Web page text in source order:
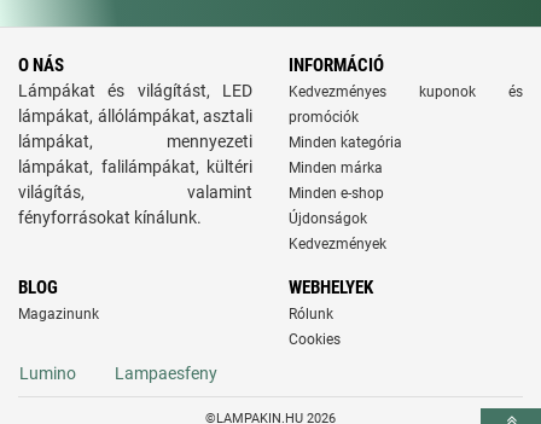
O NÁS
Lámpákat és világítást, LED
lámpákat, állólámpákat, asztali
lámpákat, mennyezeti
lámpákat, falilámpákat, kültéri
világítás, valamint
fényforrásokat kínálunk.
INFORMÁCIÓ
Kedvezményes kuponok és
promóciók
Minden kategória
Minden márka
Minden e-shop
Újdonságok
Kedvezmények
BLOG
Magazinunk
WEBHELYEK
Rólunk
Cookies
Lumino Lampaesfeny
©LAMPAKIN.HU 2026